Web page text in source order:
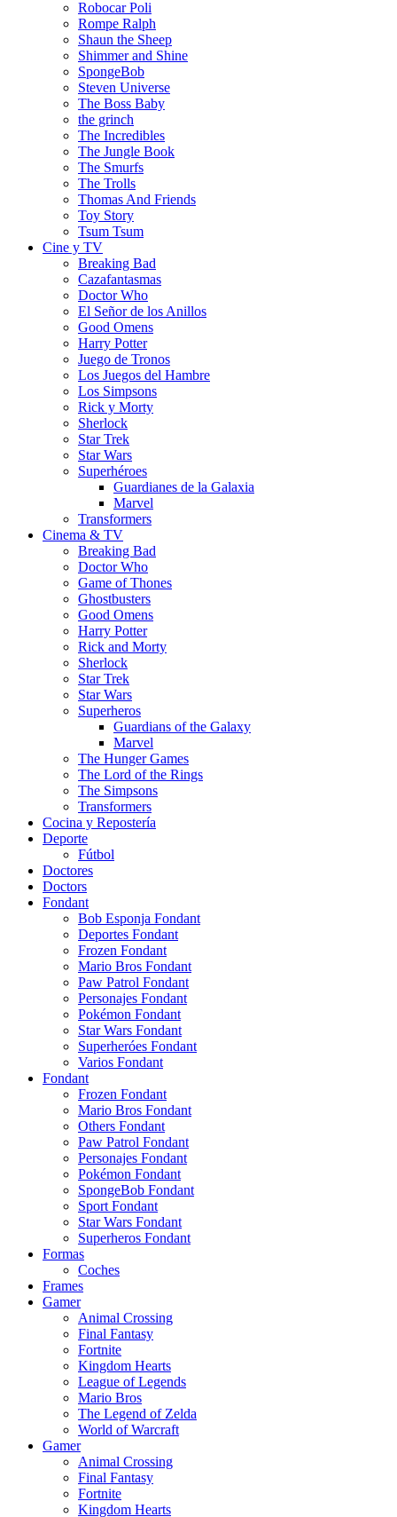
Robocar Poli
Rompe Ralph
Shaun the Sheep
Shimmer and Shine
SpongeBob
Steven Universe
The Boss Baby
the grinch
The Incredibles
The Jungle Book
The Smurfs
The Trolls
Thomas And Friends
Toy Story
Tsum Tsum
Cine y TV
Breaking Bad
Cazafantasmas
Doctor Who
El Señor de los Anillos
Good Omens
Harry Potter
Juego de Tronos
Los Juegos del Hambre
Los Simpsons
Rick y Morty
Sherlock
Star Trek
Star Wars
Superhéroes
Guardianes de la Galaxia
Marvel
Transformers
Cinema & TV
Breaking Bad
Doctor Who
Game of Thones
Ghostbusters
Good Omens
Harry Potter
Rick and Morty
Sherlock
Star Trek
Star Wars
Superheros
Guardians of the Galaxy
Marvel
The Hunger Games
The Lord of the Rings
The Simpsons
Transformers
Cocina y Repostería
Deporte
Fútbol
Doctores
Doctors
Fondant
Bob Esponja Fondant
Deportes Fondant
Frozen Fondant
Mario Bros Fondant
Paw Patrol Fondant
Personajes Fondant
Pokémon Fondant
Star Wars Fondant
Superheróes Fondant
Varios Fondant
Fondant
Frozen Fondant
Mario Bros Fondant
Others Fondant
Paw Patrol Fondant
Personajes Fondant
Pokémon Fondant
SpongeBob Fondant
Sport Fondant
Star Wars Fondant
Superheros Fondant
Formas
Coches
Frames
Gamer
Animal Crossing
Final Fantasy
Fortnite
Kingdom Hearts
League of Legends
Mario Bros
The Legend of Zelda
World of Warcraft
Gamer
Animal Crossing
Final Fantasy
Fortnite
Kingdom Hearts